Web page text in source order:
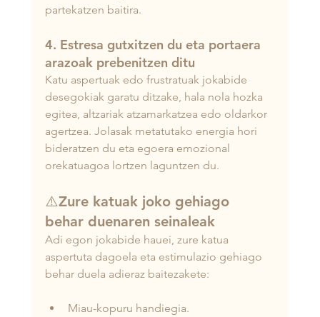
partekatzen baitira.
4. Estresa gutxitzen du eta portaera
arazoak prebenitzen ditu
Katu aspertuak edo frustratuak jokabide
desegokiak garatu ditzake, hala nola hozka
egitea, altzariak atzamarkatzea edo oldarkor
agertzea. Jolasak metatutako energia hori
bideratzen du eta egoera emozional
orekatuagoa lortzen laguntzen du.
⚠️Zure katuak joko gehiago
behar duenaren seinaleak
Adi egon jokabide hauei, zure katua
aspertuta dagoela eta estimulazio gehiago
behar duela adieraz baitezakete:
Miau-kopuru handiegia.